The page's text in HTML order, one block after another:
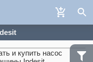
и купить насос